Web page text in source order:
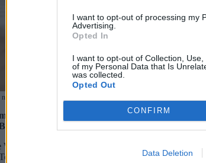
I want to opt-out of processing my
Advertising.
Opted In
I want to opt-out of Collection,
of my Personal Data that Is
was collected.
Opted Out
CONFIRM
Data Deletion
konfrontacji (fot. Jakub Szymczuk/Shutterstock)
ochrzciła jedną ze swoich jednostek
Natomiast premier Donald Tusk jest
Zacząłbym od tego, że mamy do
dla nas kontekst oczywisty i jednoznaczny.